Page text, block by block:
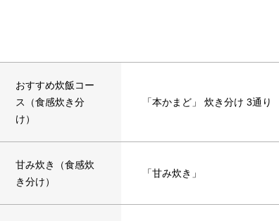
おすすめ炊飯コー
ス（食感炊き分
け）
「本かまど」 炊き分け 3通り
甘み炊き（食感炊
き分け）
「甘み炊き」